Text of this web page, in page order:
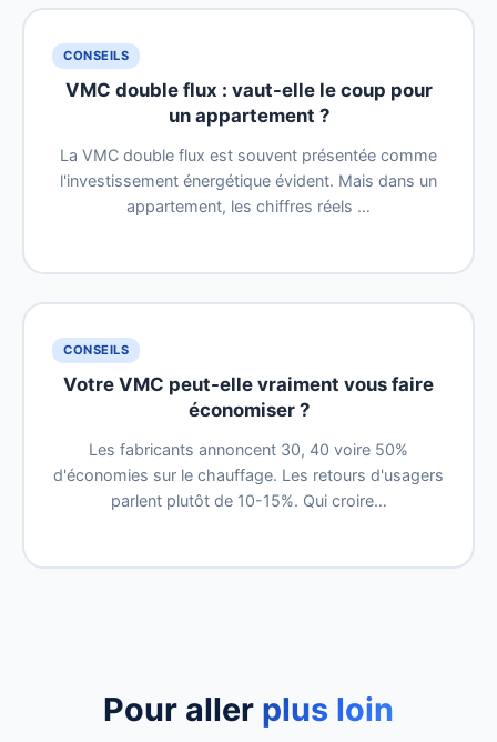
CONSEILS
VMC double flux : vaut-elle le coup pour
un appartement ?
La VMC double flux est souvent présentée comme
l'investissement énergétique évident. Mais dans un
appartement, les chiffres réels …
CONSEILS
Votre VMC peut-elle vraiment vous faire
économiser ?
Les fabricants annoncent 30, 40 voire 50%
d'économies sur le chauffage. Les retours d'usagers
parlent plutôt de 10-15%. Qui croire…
Pour aller plus loin